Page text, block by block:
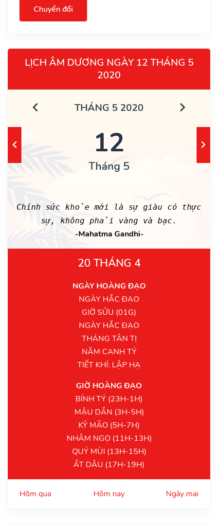
Chuyển đổi
LỊCH ÂM DƯƠNG NGÀY 12 THÁNG 5
2020
THÁNG 5 2020
12
Tháng 5
Chính sức khỏe mới là sự giàu có thực
sự, không phải vàng và bạc.
-Mahatma Gandhi-
20 THÁNG 4
NGÀY HOÀNG ĐẠO
NGÀY HẮC ĐẠO
GIỜ SỬU (01G)
NGÀY HẮC ĐẠO
THÁNG TÂN TỊ
NĂM CANH TÝ
TIẾT KHÍ: LẬP HẠ
GIỜ HOÀNG ĐẠO
BÍNH TÝ (23H-1H)
MẬU DẦN (3H-5H)
KỶ MÃO (5H-7H)
NHÂM NGỌ (11H-13H)
QUÝ MÙI (13H-15H)
ẤT DẬU (17H-19H)
Hôm qua Hôm nay Ngày mai